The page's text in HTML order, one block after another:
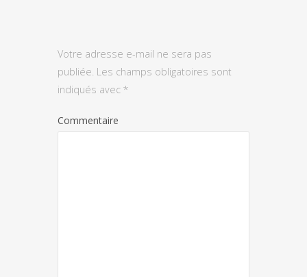
Votre adresse e-mail ne sera pas
publiée. Les champs obligatoires sont
indiqués avec *
Commentaire